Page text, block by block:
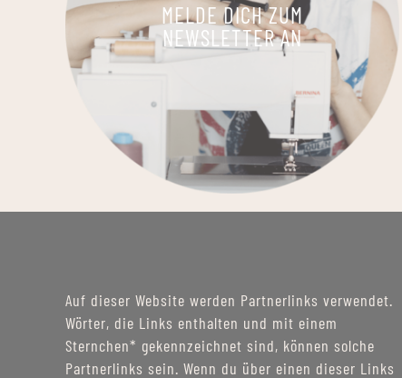
MELDE DICH ZUM
NEWSLETTER AN
Auf dieser Website werden Partnerlinks verwendet.
Wörter, die Links enthalten und mit einem
Sternchen* gekennzeichnet sind, können solche
Partnerlinks sein. Wenn du über einen dieser Links